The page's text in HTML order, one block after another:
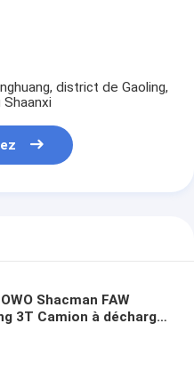
district de Gaoling,
Shacman FAW
3T Camion à décharge